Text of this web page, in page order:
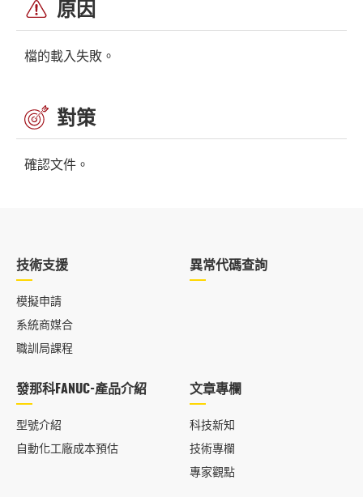
原因
檔的載入失敗。
對策
確認文件。
技術支援
模擬申請
系統商媒合
職訓局課程
異常代碼查詢
發那科FANUC-產品介紹
型號介紹
自動化工廠成本預估
文章專欄
科技新知
技術專欄
專家觀點